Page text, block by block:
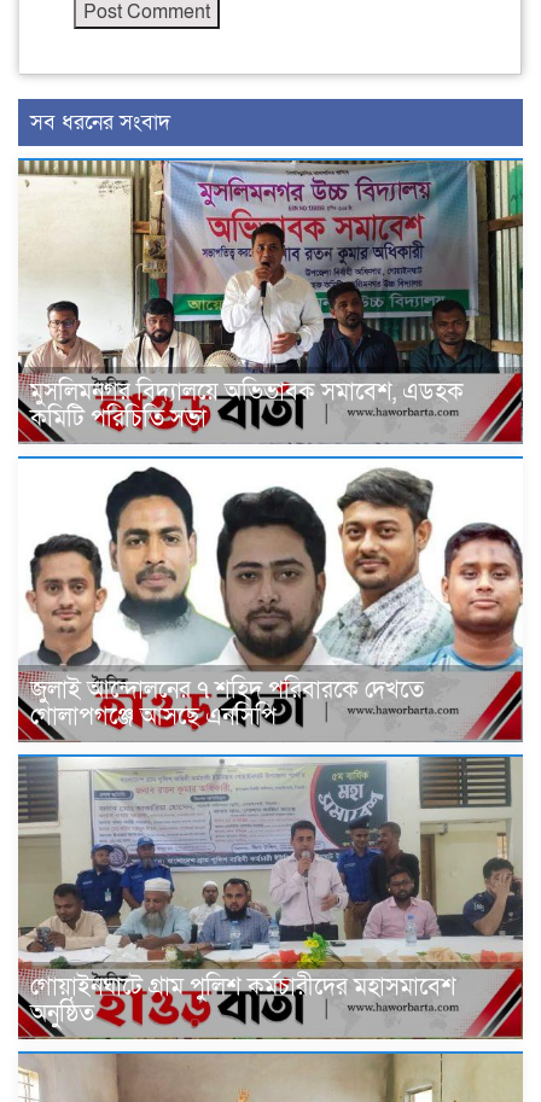
সব ধরনের সংবাদ
মুসলিমনগর বিদ্যালয়ে অভিভাবক সমাবেশ, এডহক
কমিটি পরিচিতি সভা
জুলাই আন্দোলনের ৭ শহিদ পরিবারকে দেখতে
গোলাপগঞ্জে আসছে এনসিপি
গোয়াইনঘাটে গ্রাম পুলিশ কর্মচারীদের মহাসমাবেশ
অনুষ্ঠিত